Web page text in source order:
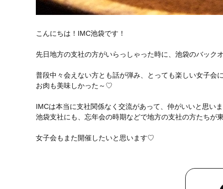
こんにちは！IMC池袋です！
先日地方の支社の方がいらっしゃった時に、池袋のバック
普段中々会えない方とも話が弾み、とっても楽しい女子会
お肉も美味しかった～♡
IMCは本当に支社関係なく交流があって、仲がいいと思い
池袋支社にも、忘年会の時期などで地方の支社の方たちが
女子会もまた開催したいと思います♡